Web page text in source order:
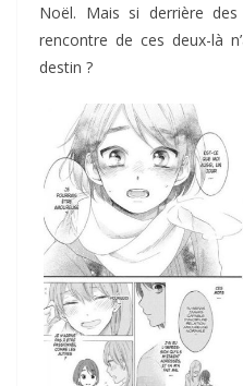
Noël. Mais si derrière
rencontre de ces deux-là
destin ?